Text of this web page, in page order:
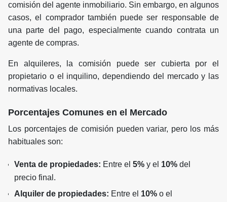
comisión del agente inmobiliario. Sin embargo, en algunos
casos, el comprador también puede ser responsable de
una parte del pago, especialmente cuando contrata un
agente de compras.
En alquileres, la comisión puede ser cubierta por el
propietario o el inquilino, dependiendo del mercado y las
normativas locales.
Porcentajes Comunes en el Mercado
Los porcentajes de comisión pueden variar, pero los más
habituales son:
Venta de propiedades: Entre el 5% y el 10% del
precio final.
Alquiler de propiedades: Entre el 10% o el